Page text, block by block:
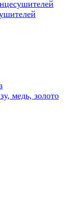
медь, золото